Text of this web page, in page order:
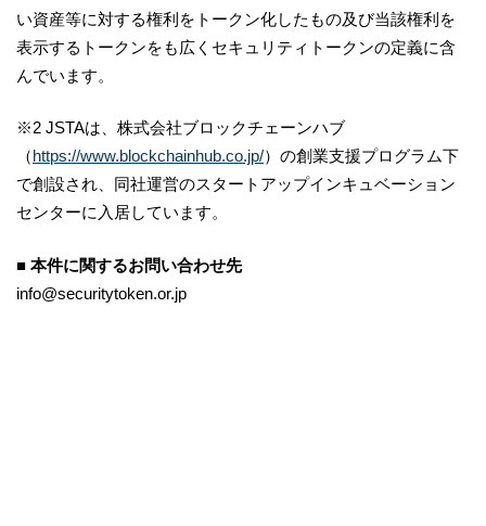
い資産等に対する権利をトークン化したもの及び当該権利を
表示するトークンをも広くセキュリティトークンの定義に含
んでいます。
※2 JSTAは、株式会社ブロックチェーンハブ
（https://www.blockchainhub.co.jp/）の創業支援プログラム下
で創設され、同社運営のスタートアップインキュベーション
センターに入居しています。
■ 本件に関するお問い合わせ先
info@securitytoken.or.jp